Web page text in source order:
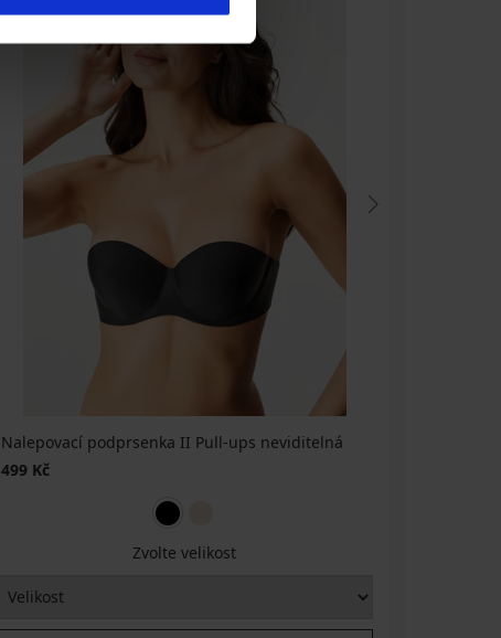
Nalepovací podprsenka II Pull-ups neviditelná
499 Kč
Zvolte velikost